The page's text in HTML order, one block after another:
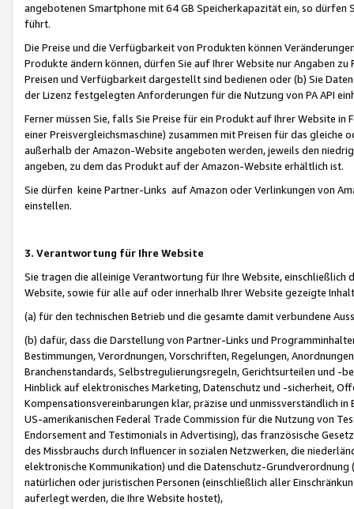
angebotenen Smartphone mit 64 GB Speicherkapazität ein, so dürfen
führt.
Die Preise und die Verfügbarkeit von Produkten können
Produkte ändern können, dürfen Sie auf Ihrer Website nur Angaben
Preisen und Verfügbarkeit dargestellt sind bedienen oder (b) Sie
der Lizenz festgelegten Anforderungen für die Nutzung von PA API
Ferner müssen Sie, falls Sie Preise für ein Produkt auf Ihrer Website
einer Preisvergleichsmaschine) zusammen mit Preisen für das
außerhalb der Amazon-Website angeboten werden, jeweils den
angeben, zu dem das Produkt auf der Amazon-Website erhältlich ist.
Sie dürfen keine Partner-Links auf Amazon oder Verlinkungen von
einstellen.
3. Verantwortung für Ihre Website
Sie tragen die alleinige Verantwortung für Ihre Website,
Website, sowie für alle auf oder innerhalb Ihrer Website gezeigte
(a) für den technischen Betrieb und die gesamte damit verbundene
(b) dafür, dass die Darstellung von Partner-Links und
Bestimmungen, Verordnungen, Vorschriften, Regelungen,
Branchenstandards, Selbstregulierungsregeln, Gerichtsurteilen und -
Hinblick auf elektronisches Marketing, Datenschutz und -sicherheit,
Kompensationsvereinbarungen klar, präzise und unmissverständlich
US-amerikanischen Federal Trade Commission für die Nutzung von
Endorsement and Testimonials in Advertising), das französische
des Missbrauchs durch Influencer in sozialen Netzwerken, die
elektronische Kommunikation) und die Datenschutz-
natürlichen oder juristischen Personen (einschließlich aller
auferlegt werden, die Ihre Website hostet),